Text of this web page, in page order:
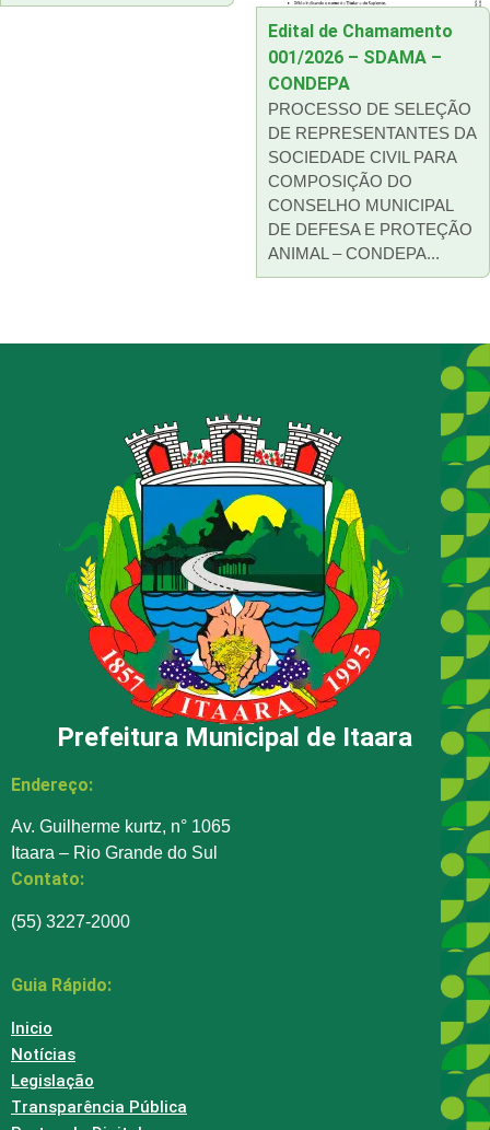
Edital de Chamamento
001/2026 – SDAMA –
CONDEPA
PROCESSO DE SELEÇÃO
DE REPRESENTANTES DA
SOCIEDADE CIVIL PARA
COMPOSIÇÃO DO
CONSELHO MUNICIPAL
DE DEFESA E PROTEÇÃO
ANIMAL – CONDEPA...
Prefeitura Municipal de Itaara
Endereço:
Av. Guilherme kurtz, n° 1065
Itaara – Rio Grande do Sul
Contato:
(55) 3227-2000
Guia Rápido:
Inicio
Notícias
Legislação
Transparência Pública